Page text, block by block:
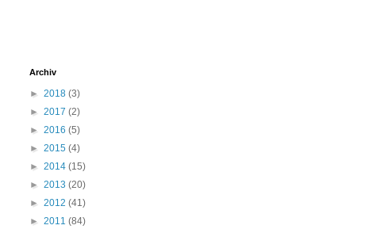
Archiv
► 2018 (3)
► 2017 (2)
► 2016 (5)
► 2015 (4)
► 2014 (15)
► 2013 (20)
► 2012 (41)
► 2011 (84)